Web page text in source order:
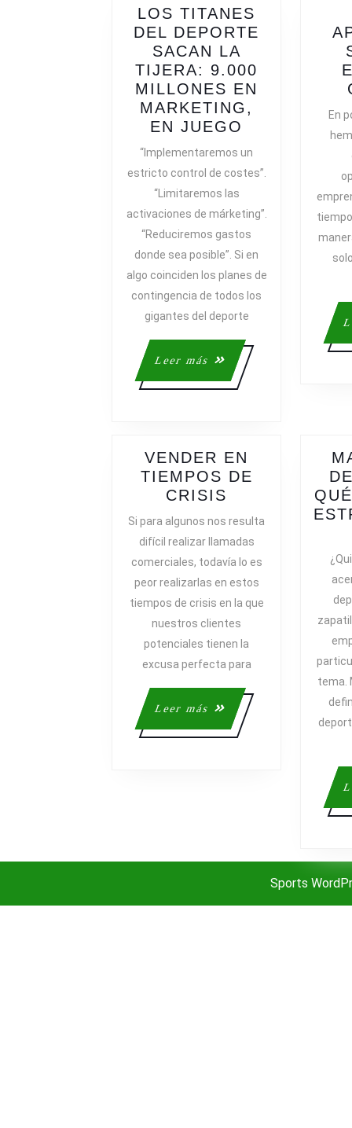
LOS TITANES
DEL DEPORTE
SACAN LA
TIJERA: 9.000
MILLONES EN
MARKETING,
EN JUEGO
DEPORTE
LA
TIJERA:
9.000
MILLONES
EN
JUEGO
“Implementaremos un
estricto control de costes”.
“Limitaremos las
activaciones de márketing”.
“Reduciremos gastos
donde sea posible”. Si en
algo coinciden los planes de
contingencia de todos los
gigantes del deporte
Leer más
Leer
más
En
VENDER EN
TIEMPOS DE
CRISIS
DE
CRISIS
Si para algunos nos resulta
difícil realizar llamadas
comerciales, todavía lo es
peor realizarlas en estos
tiempos de crisis en la que
nuestros clientes
potenciales tienen la
excusa perfecta para
Leer más
Leer
más
tema.
Sports